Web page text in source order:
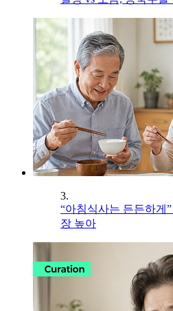
3.
“아침식사는 든든하게
장 높아